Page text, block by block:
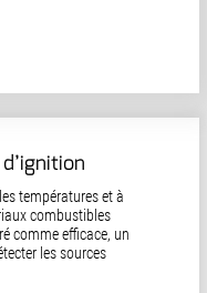
températures et à
combustibles
comme efficace, un
les sources